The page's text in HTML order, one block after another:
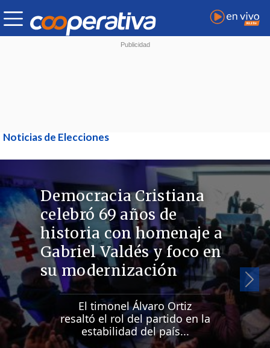
Noticias de Elecciones
Democracia Cristiana
celebró 69 años de
historia con homenaje a
Gabriel Valdés y foco en
su modernización
El timonel Álvaro Ortiz
resaltó el rol del partido en la
estabilidad del país...